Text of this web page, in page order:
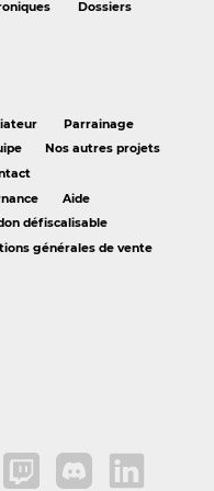
Dossiers
Parrainage
Nos autres projets
Aide
défiscalisable
générales de vente